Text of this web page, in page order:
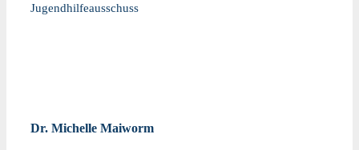
Jugendhilfeausschuss
Dr. Michelle Maiworm